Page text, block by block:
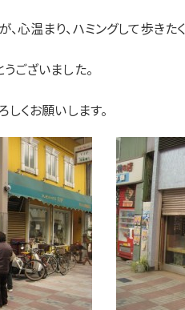
心温まり、ハミングして歩きた
ございました。
くお願いします。